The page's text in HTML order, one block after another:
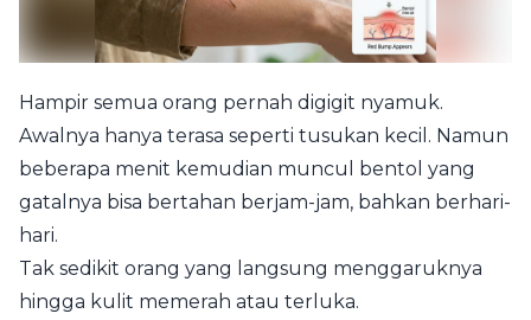
Hampir semua orang pernah digigit nyamuk.
Awalnya hanya terasa seperti tusukan kecil. Namun
beberapa menit kemudian muncul bentol yang
gatalnya bisa bertahan berjam-jam, bahkan berhari-
hari.
Tak sedikit orang yang langsung menggaruknya
hingga kulit memerah atau terluka.